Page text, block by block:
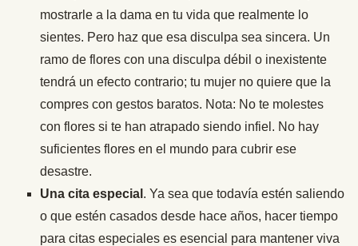
mostrarle a la dama en tu vida que realmente lo
sientes. Pero haz que esa disculpa sea sincera. Un
ramo de flores con una disculpa débil o inexistente
tendrá un efecto contrario; tu mujer no quiere que la
compres con gestos baratos. Nota: No te molestes
con flores si te han atrapado siendo infiel. No hay
suficientes flores en el mundo para cubrir ese
desastre.
Una cita especial . Ya sea que todavía estén saliendo
o que estén casados desde hace años, hacer tiempo
para citas especiales es esencial para mantener viva